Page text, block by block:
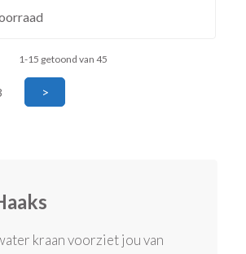
1-15 getoond van 45
>
kraan voorziet jou van